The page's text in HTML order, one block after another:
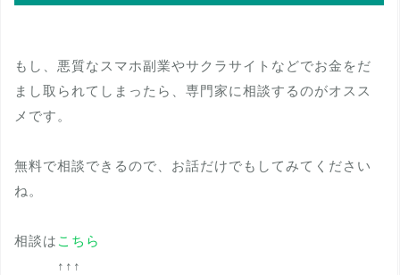
もし、悪質なスマホ副業やサクラサイトなどでお金をだ
まし取られてしまったら、専門家に相談するのがオスス
メです。
無料で相談できるので、お話だけでもしてみてください
ね。
相談は こちら
↑↑↑